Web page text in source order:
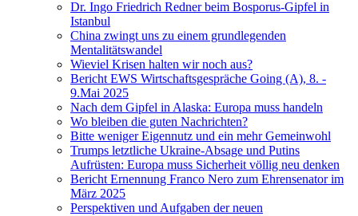
Dr. Ingo Friedrich Redner beim Bosporus-Gipfel in
Istanbul
China zwingt uns zu einem grundlegenden
Mentalitätswandel
Wieviel Krisen halten wir noch aus?
Bericht EWS Wirtschaftsgespräche Going (A), 8. -
9.Mai 2025
Nach dem Gipfel in Alaska: Europa muss handeln
Wo bleiben die guten Nachrichten?
Bitte weniger Eigennutz und ein mehr Gemeinwohl
Trumps letztliche Ukraine-Absage und Putins
Aufrüsten: Europa muss Sicherheit völlig neu denken
Bericht Ernennung Franco Nero zum Ehrensenator im
März 2025
Perspektiven und Aufgaben der neuen